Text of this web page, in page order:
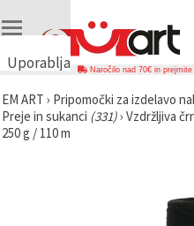
Uporabljamo
🍪
Uporabljamo
piškotke in
Naročilo nad 70€ in prejmite
EM ART › Pripomočki za izdelavo
Preje in sukanci (331)› Vzdržljiva
250 g / 110 m